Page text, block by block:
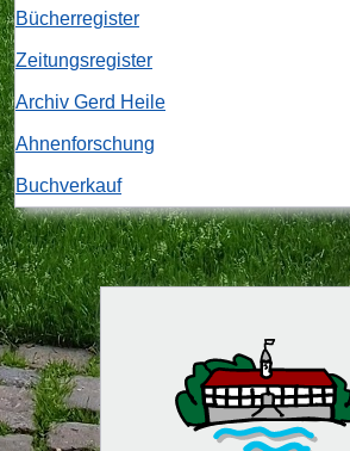
Bücherregister
Zeitungsregister
Archiv Gerd Heile
Ahnenforschung
Buchverkauf